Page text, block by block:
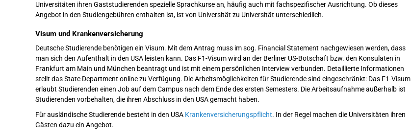
Universitäten ihren Gaststudierenden spezielle Sprachkurse an, häufig auch mit fachspezifischer Ausrichtung. Ob dieses
Angebot in den Studiengebühren enthalten ist, ist von Universität zu Universität unterschiedlich.
Visum und Krankenversicherung
Deutsche Studierende benötigen ein Visum. Mit dem Antrag muss im sog. Financial Statement nachgewiesen werden, dass
man sich den Aufenthalt in den USA leisten kann. Das F1-Visum wird an der Berliner US-Botschaft bzw. den Konsulaten in
Frankfurt am Main und München beantragt und ist mit einem persönlichen Interview verbunden. Detaillierte Informationen
stellt das State Department online zu Verfügung. Die Arbeitsmöglichkeiten für Studierende sind eingeschränkt: Das F1-Visum
erlaubt Studierenden einen Job auf dem Campus nach dem Ende des ersten Semesters. Die Arbeitsaufnahme außerhalb ist
Studierenden vorbehalten, die ihren Abschluss in den USA gemacht haben.
Für ausländische Studierende besteht in den USA Krankenversicherungspflicht. In der Regel machen die Universitäten ihren
Gästen dazu ein Angebot.